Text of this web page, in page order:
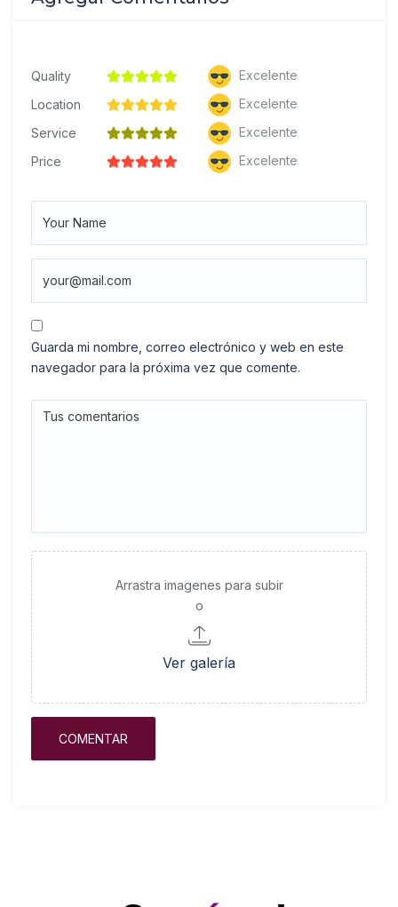
Quality
Excelente
Location
Excelente
Service
Excelente
Price
Excelente
Guarda mi nombre, correo electrónico y web en este
navegador para la próxima vez que comente.
Arrastra imagenes para subir
o
Ver galería